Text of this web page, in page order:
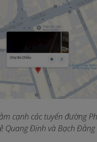
cạnh các tuyến đường
Quang Định và Bạch Đằng